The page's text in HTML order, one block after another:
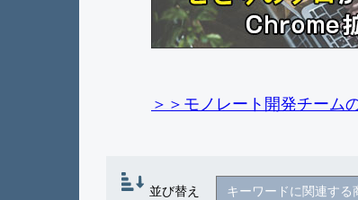
＞＞モノレート開発チーム
並び替え